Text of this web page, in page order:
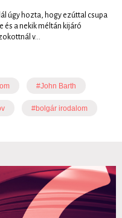
úgy hozta, hogy ezúttal csupa
és a nekik méltán kijáró
v...
#John Barth
#bolgár irodalom